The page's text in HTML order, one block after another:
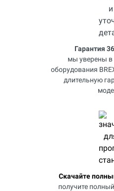
Гарантия
мы уверены в
оборудования
длительную
Скачайте
получите